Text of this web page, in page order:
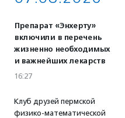
Препарат «Энхерту»
включили в перечень
жизненно необходимых
и важнейших лекарств
16:27
Клуб друзей пермской
физико-математической